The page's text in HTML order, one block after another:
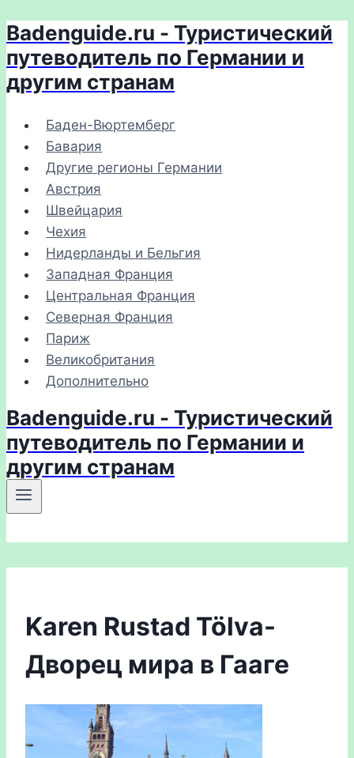
Перейти
к
содержимому
Badenguide.ru - Туристический
путеводитель по Германии и
другим странам
Баден-Вюртемберг
Бавария
Другие регионы Германии
Австрия
Швейцария
Чехия
Нидерланды и Бельгия
Западная Франция
Центральная Франция
Северная Франция
Париж
Великобритания
Дополнительно
Badenguide.ru - Туристический
путеводитель по Германии и
другим странам
Karen Rustad Tölva-
Дворец мира в Гааге